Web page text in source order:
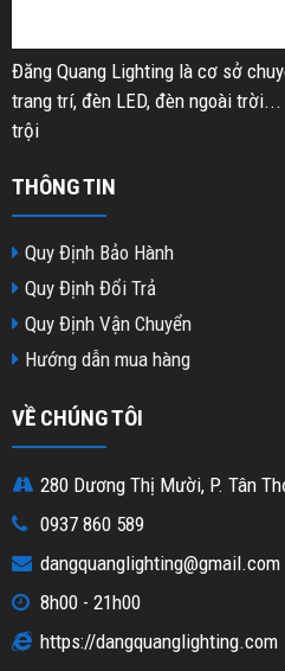
Đăng Quang Lighting là cơ sở
trang trí, đèn LED, đèn ngoài
trội
THÔNG TIN
Quy Định Bảo Hành
Quy Định Đổi Trả
Quy Định Vận Chuyển
Hướng dẫn mua hàng
VỀ CHÚNG TÔI
280 Dương Thị Mười, P. Tân
0937 860 589
dangquanglighting@gmail.com
8h00 - 21h00
https://dangquanglighting.com